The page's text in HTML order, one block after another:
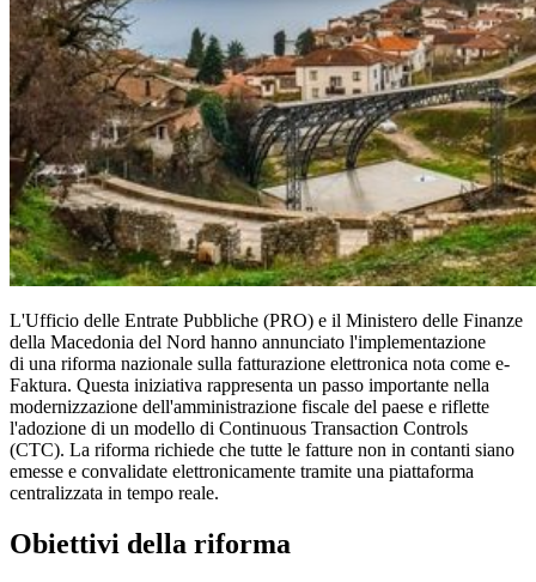
L'Ufficio delle Entrate Pubbliche (PRO) e il Ministero delle Finanze
della Macedonia del Nord hanno annunciato l'implementazione
di una riforma nazionale sulla fatturazione elettronica nota come e-
Faktura. Questa iniziativa rappresenta un passo importante nella
modernizzazione dell'amministrazione fiscale del paese e riflette
l'adozione di un modello di Continuous Transaction Controls
(CTC). La riforma richiede che tutte le fatture non in contanti siano
emesse e convalidate elettronicamente tramite una piattaforma
centralizzata in tempo reale.
Obiettivi della riforma